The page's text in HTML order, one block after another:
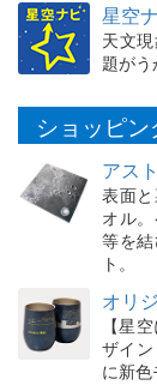
星空
天文
題が
ショッピン
アス
表面
オル
等を
ト。
オリ
【星
ザイ
に新色